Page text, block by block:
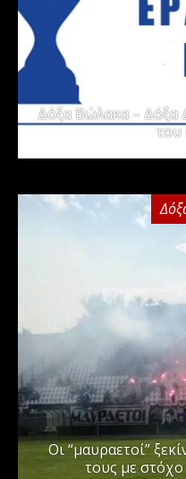
Δόξα Βώλακα – Δόξα
του
Οι “μαυραετοί”
τους με